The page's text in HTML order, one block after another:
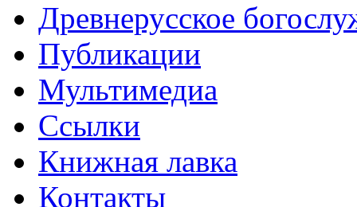
Древнерусское
Публикации
Мультимедиа
Ссылки
Книжная лавка
Контакты